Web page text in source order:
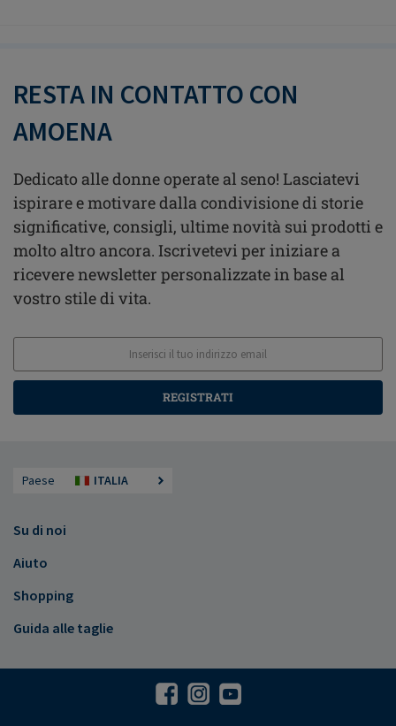
RESTA IN CONTATTO CON
AMOENA
Dedicato alle donne operate al seno! Lasciatevi
ispirare e motivare dalla condivisione di storie
significative, consigli, ultime novità sui prodotti e
molto altro ancora. Iscrivetevi per iniziare a
ricevere newsletter personalizzate in base al
vostro stile di vita.
REGISTRATI
Paese ITALIA
Su di noi
Aiuto
Shopping
Guida alle taglie